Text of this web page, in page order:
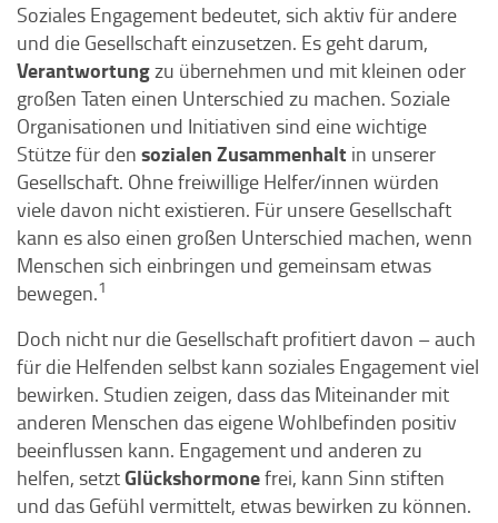
Soziales Engagement bedeutet, sich aktiv für andere
und die Gesellschaft einzusetzen. Es geht darum,
Verantwortungzu übernehmen und mit kleinen oder
großen Taten einen Unterschied zu machen. Soziale
Organisationen und Initiativen sind eine wichtige
Stütze für den sozialen Zusammenhalt in unserer
Gesellschaft. Ohne freiwillige Helfer/innen würden
viele davon nicht existieren. Für unsere Gesellschaft
kann es also einen großen Unterschied machen, wenn
Menschen sich einbringen und gemeinsam etwas
bewegen.1
Doch nicht nur die Gesellschaft profitiert davon – auch
für die Helfenden selbst kann soziales Engagement viel
bewirken. Studien zeigen, dass das Miteinander mit
anderen Menschen das eigene Wohlbefinden positiv
beeinflussen kann. Engagement und anderen zu
helfen, setztGlückshormonefrei, kann Sinn stiften
und das Gefühl vermittelt, etwas bewirken zu können.